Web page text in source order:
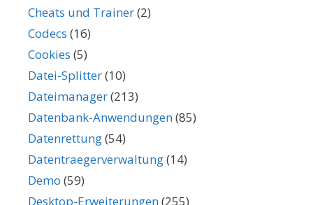
Cheats und Trainer(2)
Codecs (16)
Cookies (5)
Datei-Splitter(10)
Dateimanager(213)
Datenbank-Anwendungen(85)
Datenrettung(54)
Datentraegerverwaltung(14)
Demo (59)
Desktop-Erweiterungen(255)